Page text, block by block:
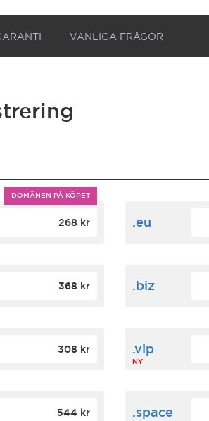
VANLIGA FRÅGOR
DOMÄNEN PÅ KÖPET
268 kr .eu
368 kr .biz
308 kr .vip
NY
544 kr .space